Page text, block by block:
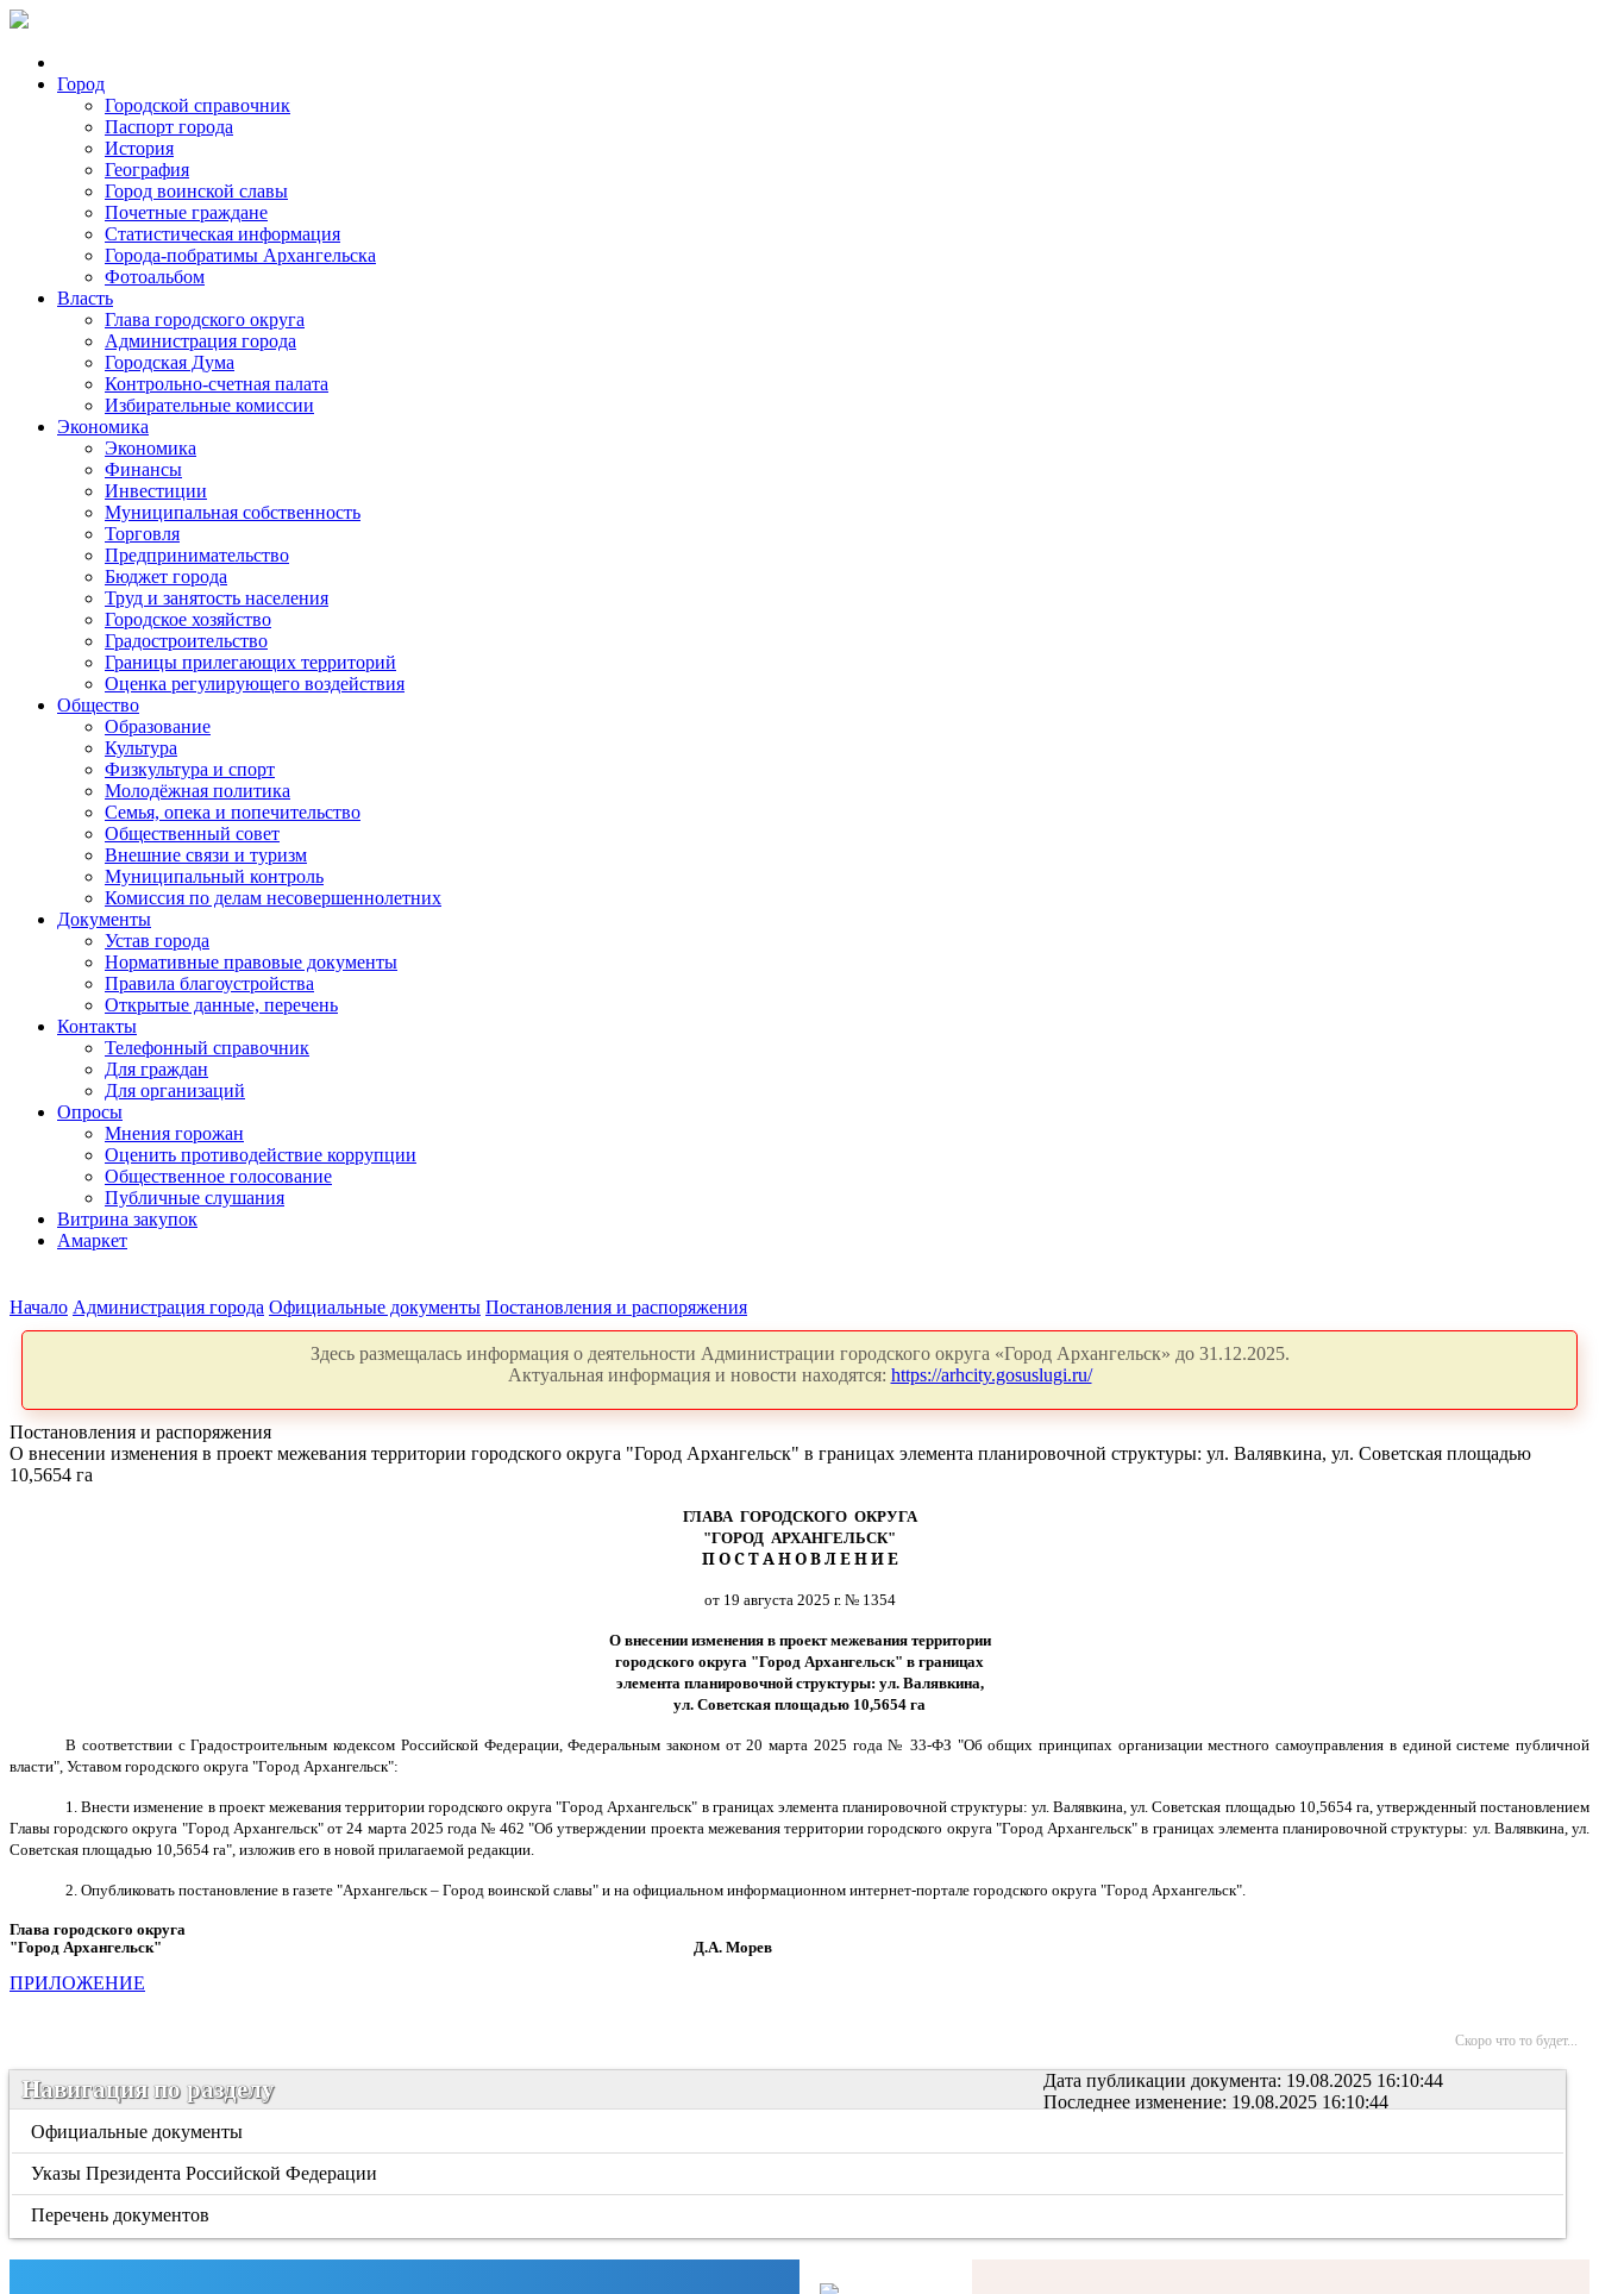
Город
Городской справочник
Паспорт города
История
География
Город воинской славы
Почетные граждане
Статистическая информация
Города-побратимы Архангельска
Фотоальбом
Власть
Глава городского округа
Администрация города
Городская Дума
Контрольно-счетная палата
Избирательные комиссии
Экономика
Экономика
Финансы
Инвестиции
Муниципальная собственность
Торговля
Предпринимательство
Бюджет города
Труд и занятость населения
Городское хозяйство
Градостроительство
Границы прилегающих территорий
Оценка регулирующего воздействия
Общество
Образование
Культура
Физкультура и спорт
Молодёжная политика
Семья, опека и попечительство
Общественный совет
Внешние связи и туризм
Муниципальный контроль
Комиссия по делам несовершеннолетних
Документы
Устав города
Нормативные правовые документы
Правила благоустройства
Открытые данные, перечень
Контакты
Телефонный справочник
Для граждан
Для организаций
Опросы
Мнения горожан
Оценить противодействие коррупции
Общественное голосование
Публичные слушания
Витрина закупок
Амаркет
Начало Администрация города Официальные документы Постановления и распоряжения
Здесь размещалась информация о деятельности Администрации городского округа «Город Архангельск» до 31.12.2025.
Актуальная информация и новости находятся: https://arhcity.gosuslugi.ru/
Постановления и распоряжения
О внесении изменения в проект межевания территории городского округа "Город Архангельск" в границах элемента планировочной структуры: ул. Валявкина, ул. Советская площадью
10,5654 га
ГЛАВА ГОРОДСКОГО ОКРУГА
"ГОРОД АРХАНГЕЛЬСК"
П О С Т А Н О В Л Е Н И Е
от 19 августа 2025 г. № 1354
О внесении изменения в проект межевания территории
городского округа "Город Архангельск" в границах
элемента планировочной структуры: ул. Валявкина,
ул. Советская площадью 10,5654 га
В соответствии с Градостроительным кодексом Российской Федерации, Федеральным законом от 20 марта 2025 года № 33-ФЗ "Об общих принципах организации местного самоуправления в единой системе публичной
власти", Уставом городского округа "Город Архангельск":
1. Внести изменение в проект межевания территории городскогоокруга "Город Архангельск" в границах элемента планировочной структуры: ул. Валявкина, ул. Советская площадью 10,5654 га, утвержденный постановлением
Главы городского округа "Город Архангельск" от 24 марта 2025 года № 462 "Об утверждении проекта межевания территории городского округа "Город Архангельск" в границах элемента планировочной структуры: ул. Валявкина, ул.
Советская площадью 10,5654 га", изложив его в новой прилагаемой редакции.
2. Опубликовать постановление в газете "Архангельск – Город воинской славы" и на официальном информационном интернет-портале городского округа "Город Архангельск".
Глава городского округа
"Город Архангельск" Д.А. Морев
ПРИЛОЖЕНИЕ
Скоро что то будет...
Дата публикации документа: 19.08.2025 16:10:44
Последнее изменение: 19.08.2025 16:10:44
Навигация по разделу
Официальные документы
Указы Президента Российской Федерации
Перечень документов